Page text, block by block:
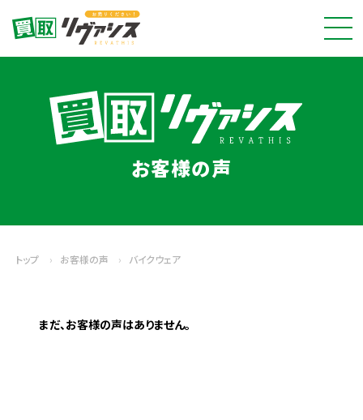
お客様の声
トップ › お客様の声 › バイクウェア
まだ、お客様の声はありません。